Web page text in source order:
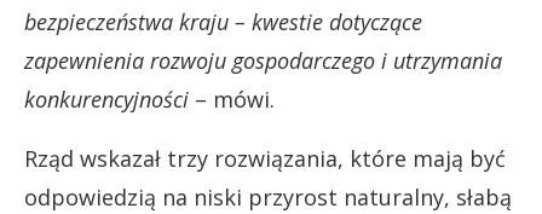
bezpieczeństwa kraju – kwestie dotyczące
zapewnienia rozwoju gospodarczego i utrzymania
konkurencyjności – mówi.
Rząd wskazał trzy rozwiązania, które mają być
odpowiedzią na niski przyrost naturalny, słabą